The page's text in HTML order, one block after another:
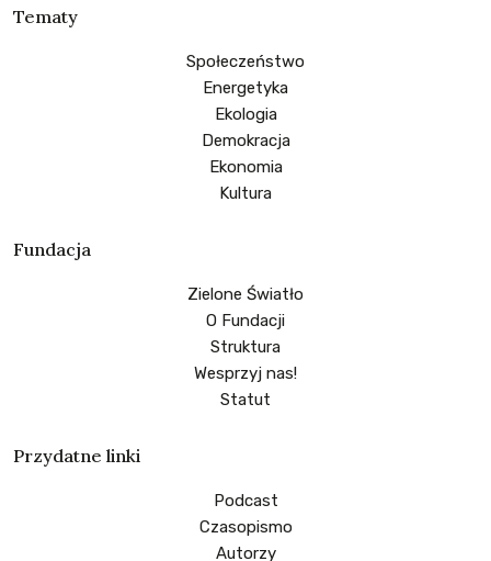
Tematy
Społeczeństwo
Energetyka
Ekologia
Demokracja
Ekonomia
Kultura
Fundacja
Zielone Światło
O Fundacji
Struktura
Wesprzyj nas!
Statut
Przydatne linki
Podcast
Czasopismo
Autorzy